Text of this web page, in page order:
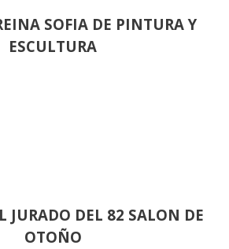
SOFIA DE PINTURA Y
ESCULTURA
JURADO DEL 82 SALON DE
OTOÑO